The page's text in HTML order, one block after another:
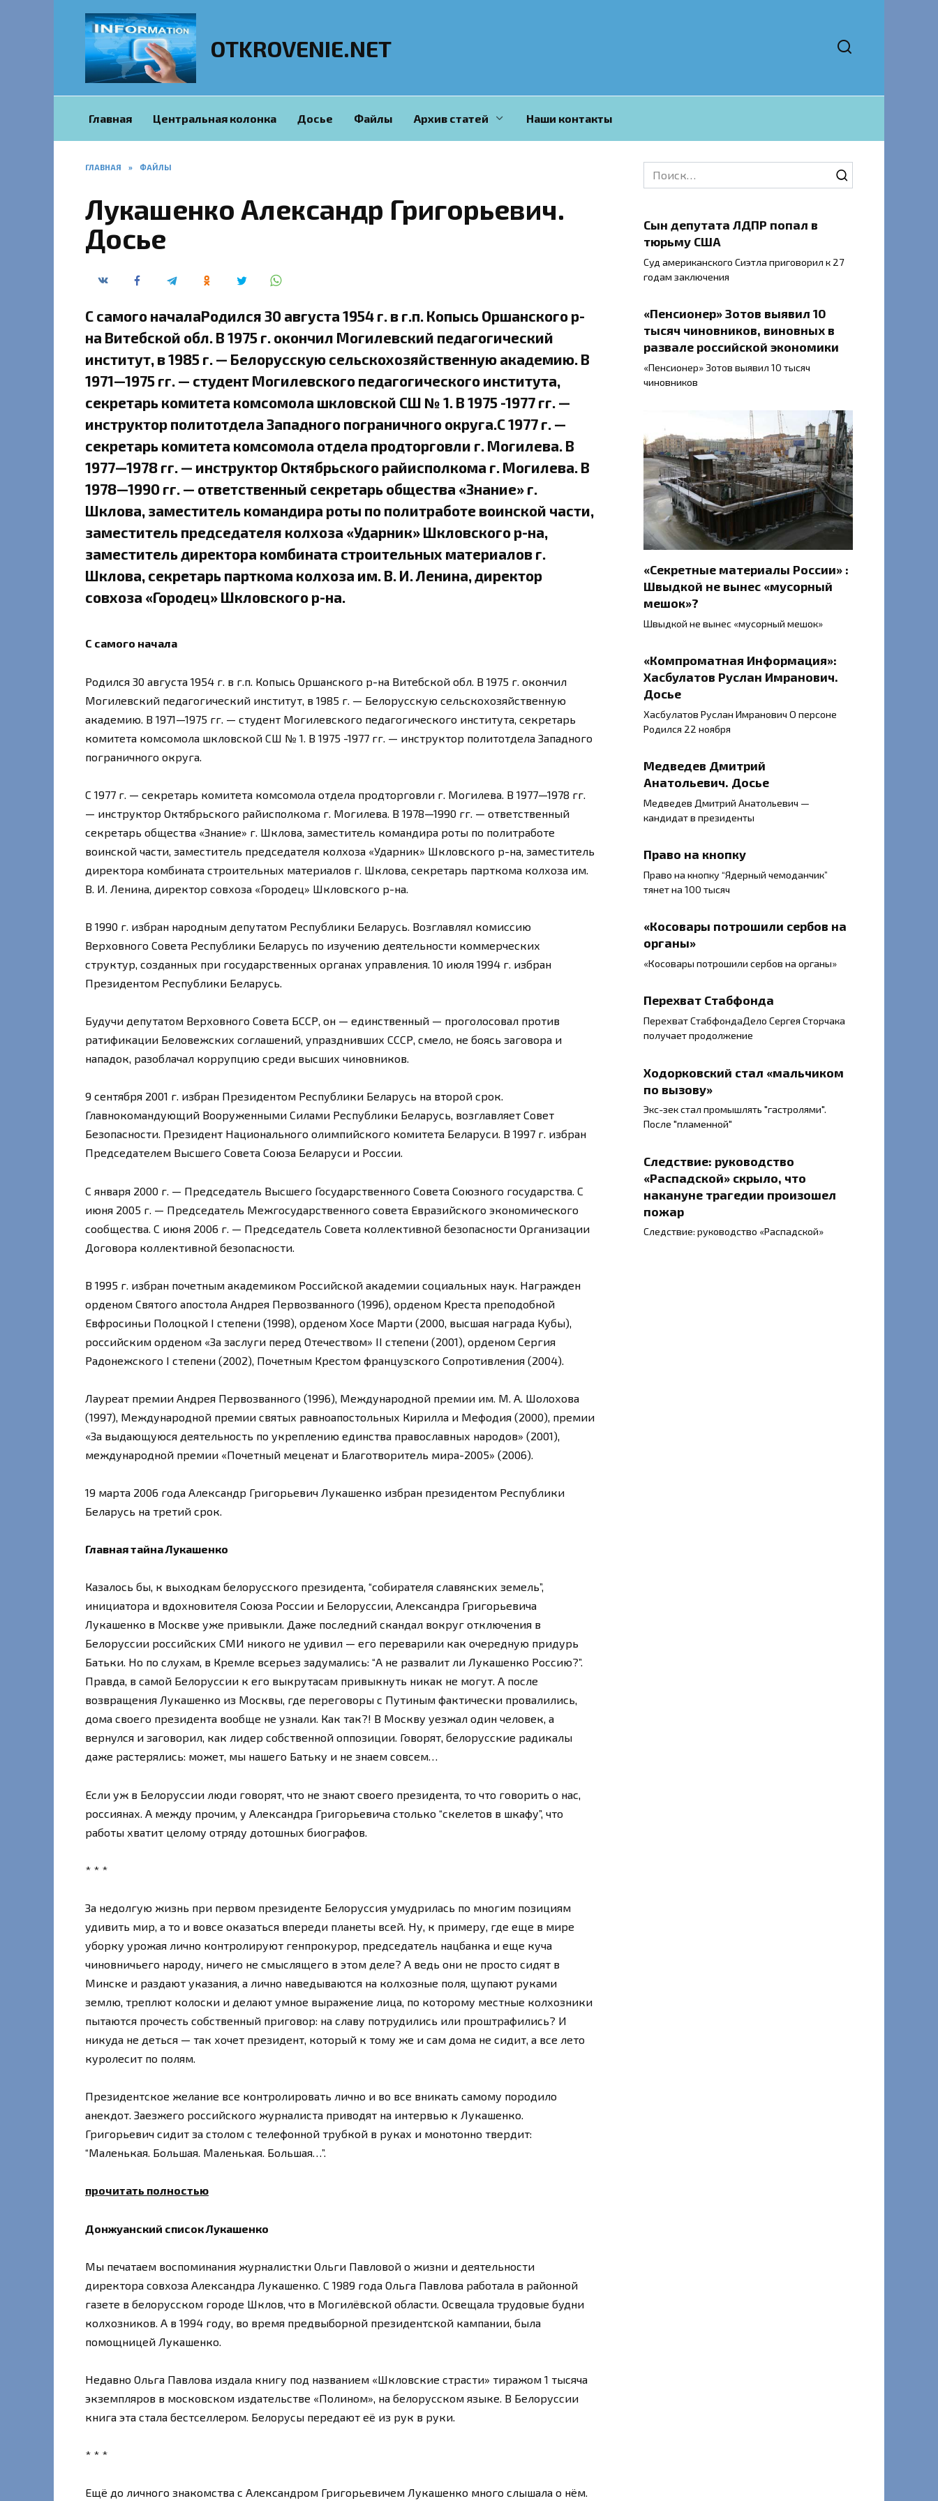
OTKROVENIE.NET
Главная Центральная колонка Досье Файлы Архив статей Наши контакты
ГЛАВНАЯ » ФАЙЛЫ
Лукашенко Александр Григорьевич.
Досье
С самого началаРодился 30 августа 1954 г. в г.п. Копысь Оршанского р-
на Витебской обл. В 1975 г. окончил Могилевский педагогический
институт, в 1985 г. — Белорусскую сельскохозяйственную академию. В
1971—1975 гг. — студент Могилевского педагогического института,
секретарь комитета комсомола шкловской СШ № 1. В 1975 -1977 гг. —
инструктор политотдела Западного пограничного округа.С 1977 г. —
секретарь комитета комсомола отдела продторговли г. Могилева. В
1977—1978 гг. — инструктор Октябрьского райисполкома г. Могилева. В
1978—1990 гг. — ответственный секретарь общества «Знание» г.
Шклова, заместитель командира роты по политработе воинской части,
заместитель председателя колхоза «Ударник» Шкловского р-на,
заместитель директора комбината строительных материалов г.
Шклова, секретарь парткома колхоза им. В. И. Ленина, директор
совхоза «Городец» Шкловского р-на.
С самого начала
Родился 30 августа 1954 г. в г.п. Копысь Оршанского р-на Витебской обл. В 1975 г. окончил
Могилевский педагогический институт, в 1985 г. — Белорусскую сельскохозяйственную
академию. В 1971—1975 гг. — студент Могилевского педагогического института, секретарь
комитета комсомола шкловской СШ № 1. В 1975 -1977 гг. — инструктор политотдела Западного
пограничного округа.
С 1977 г. — секретарь комитета комсомола отдела продторговли г. Могилева. В 1977—1978 гг.
— инструктор Октябрьского райисполкома г. Могилева. В 1978—1990 гг. — ответственный
секретарь общества «Знание» г. Шклова, заместитель командира роты по политработе
воинской части, заместитель председателя колхоза «Ударник» Шкловского р-на, заместитель
директора комбината строительных материалов г. Шклова, секретарь парткома колхоза им.
В. И. Ленина, директор совхоза «Городец» Шкловского р-на.
В 1990 г. избран народным депутатом Республики Беларусь. Возглавлял комиссию
Верховного Совета Республики Беларусь по изучению деятельности коммерческих
структур, созданных при государственных органах управления. 10 июля 1994 г. избран
Президентом Республики Беларусь.
Будучи депутатом Верховного Совета БССР, он — единственный — проголосовал против
ратификации Беловежских соглашений, упразднивших СССР, смело, не боясь заговора и
нападок, разоблачал коррупцию среди высших чиновников.
9 сентября 2001 г. избран Президентом Республики Беларусь на второй срок.
Главнокомандующий Вооруженными Силами Республики Беларусь, возглавляет Совет
Безопасности. Президент Национального олимпийского комитета Беларуси. В 1997 г. избран
Председателем Высшего Совета Союза Беларуси и России.
С января 2000 г. — Председатель Высшего Государственного Совета Союзного государства. С
июня 2005 г. — Председатель Межгосударственного совета Евразийского экономического
сообщества. С июня 2006 г. — Председатель Совета коллективной безопасности Организации
Договора коллективной безопасности.
В 1995 г. избран почетным академиком Российской академии социальных наук. Награжден
орденом Святого апостола Андрея Первозванного (1996), орденом Креста преподобной
Евфросиньи Полоцкой I степени (1998), орденом Хосе Марти (2000, высшая награда Кубы),
российским орденом «За заслуги перед Отечеством» II степени (2001), орденом Сергия
Радонежского I степени (2002), Почетным Крестом французского Сопротивления (2004).
Лауреат премии Андрея Первозванного (1996), Международной премии им. М. А. Шолохова
(1997), Международной премии святых равноапостольных Кирилла и Мефодия (2000), премии
«За выдающуюся деятельность по укреплению единства православных народов» (2001),
международной премии «Почетный меценат и Благотворитель мира-2005» (2006).
19 марта 2006 года Александр Григорьевич Лукашенко избран президентом Республики
Беларусь на третий срок.
Главная тайна Лукашенко
Казалось бы, к выходкам белорусского президента, “собирателя славянских земель”,
инициатора и вдохновителя Союза России и Белоруссии, Александра Григорьевича
Лукашенко в Москве уже привыкли. Даже последний скандал вокруг отключения в
Белоруссии российских СМИ никого не удивил — его переварили как очередную придурь
Батьки. Но по слухам, в Кремле всерьез задумались: “А не развалит ли Лукашенко Россию?”.
Правда, в самой Белоруссии к его выкрутасам привыкнуть никак не могут. А после
возвращения Лукашенко из Москвы, где переговоры с Путиным фактически провалились,
дома своего президента вообще не узнали. Как так?! В Москву уезжал один человек, а
вернулся и заговорил, как лидер собственной оппозиции. Говорят, белорусские радикалы
даже растерялись: может, мы нашего Батьку и не знаем совсем…
Если уж в Белоруссии люди говорят, что не знают своего президента, то что говорить о нас,
россиянах. А между прочим, у Александра Григорьевича столько “скелетов в шкафу”, что
работы хватит целому отряду дотошных биографов.
* * *
За недолгую жизнь при первом президенте Белоруссия умудрилась по многим позициям
удивить мир, а то и вовсе оказаться впереди планеты всей. Ну, к примеру, где еще в мире
уборку урожая лично контролируют генпрокурор, председатель нацбанка и еще куча
чиновничьего народу, ничего не смыслящего в этом деле? А ведь они не просто сидят в
Минске и раздают указания, а лично наведываются на колхозные поля, щупают руками
землю, треплют колоски и делают умное выражение лица, по которому местные колхозники
пытаются прочесть собственный приговор: на славу потрудились или проштрафились? И
никуда не деться — так хочет президент, который к тому же и сам дома не сидит, а все лето
куролесит по полям.
Президентское желание все контролировать лично и во все вникать самому породило
анекдот. Заезжего российского журналиста приводят на интервью к Лукашенко.
Григорьевич сидит за столом с телефонной трубкой в руках и монотонно твердит:
“Маленькая. Большая. Маленькая. Большая…”.
прочитать полностью
Донжуанский список Лукашенко
Мы печатаем воспоминания журналистки Ольги Павловой о жизни и деятельности
директора совхоза Александра Лукашенко. С 1989 года Ольга Павлова работала в районной
газете в белорусском городе Шклов, что в Могилёвской области. Освещала трудовые будни
колхозников. А в 1994 году, во время предвыборной президентской кампании, была
помощницей Лукашенко.
Недавно Ольга Павлова издала книгу под названием «Шкловские страсти» тиражом 1 тысяча
экземпляров в московском издательстве «Полином», на белорусском языке. В Белоруссии
книга эта стала бестселлером. Белорусы передают её из рук в руки.
* * *
Ещё до личного знакомства с Александром Григорьевичем Лукашенко много слышала о нём.
Search
for:
Сын депутата ЛДПР попал в
тюрьму США
Суд американского Сиэтла приговорил к 27
годам заключения
«Пенсионер» Зотов выявил 10
тысяч чиновников, виновных в
развале российской экономики
«Пенсионер» Зотов выявил 10 тысяч
чиновников
«Секретные материалы России» :
Швыдкой не вынес «мусорный
мешок»?
Швыдкой не вынес «мусорный мешок»
«Компроматная Информация»:
Хасбулатов Руслан Имранович.
Досье
Хасбулатов Руслан Имранович О персоне
Родился 22 ноября
Медведев Дмитрий
Анатольевич. Досье
Медведев Дмитрий Анатольевич —
кандидат в президенты
Право на кнопку
Право на кнопку “Ядерный чемоданчик”
тянет на 100 тысяч
«Косовары потрошили сербов на
органы»
«Косовары потрошили сербов на органы»
Перехват Стабфонда
Перехват СтабфондаДело Сергея Сторчака
получает продолжение
Ходорковский стал «мальчиком
по вызову»
Экс-зек стал промышлять "гастролями".
После "пламенной"
Следствие: руководство
«Распадской» скрыло, что
накануне трагедии произошел
пожар
Следствие: руководство «Распадской»